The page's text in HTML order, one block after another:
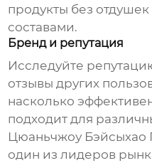
продукты без
составами.
Бренд и репутация
Исследуйте
отзывы других
насколько
подходит для
Цюаньчжоу Бэйсыхао
один из лидеров